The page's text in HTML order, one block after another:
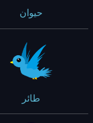
حيوان
طائر